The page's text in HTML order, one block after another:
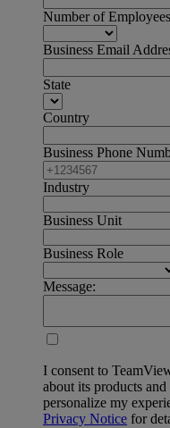
Number of Employees
Business Email
State
Country
Business Phone
Industry
Business Unit
Business Role
Message:
I consent to
about its products
personalize my
Privacy Notice for